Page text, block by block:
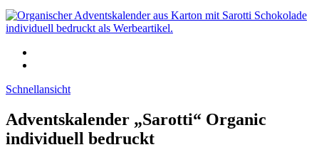
Schnellansicht
Adventskalender „Sarotti“ Organic
individuell bedruckt